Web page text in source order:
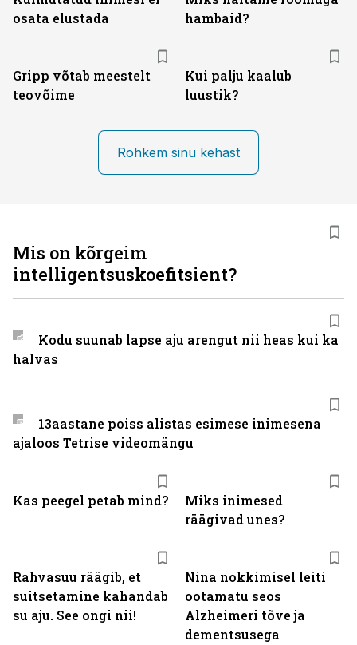
osata elustada
hambaid?
Gripp võtab meestelt
teovõime
Kui palju kaalub
luustik?
Rohkem sinu kehast
Kas peegel petab mind?
Miks inimesed
räägivad unes?
Rahvasuu räägib, et
suitsetamine kahandab
su aju. See ongi nii!
Nina nokkimisel leiti
ootamatu seos
Alzheimeri tõve ja
dementsusega
Mis on kõrgeim
intelligentsuskoefitsient?
Kodu suunab lapse aju arengut nii heas kui ka
halvas
13aastane poiss alistas esimese inimesena
ajaloos Tetrise videomängu